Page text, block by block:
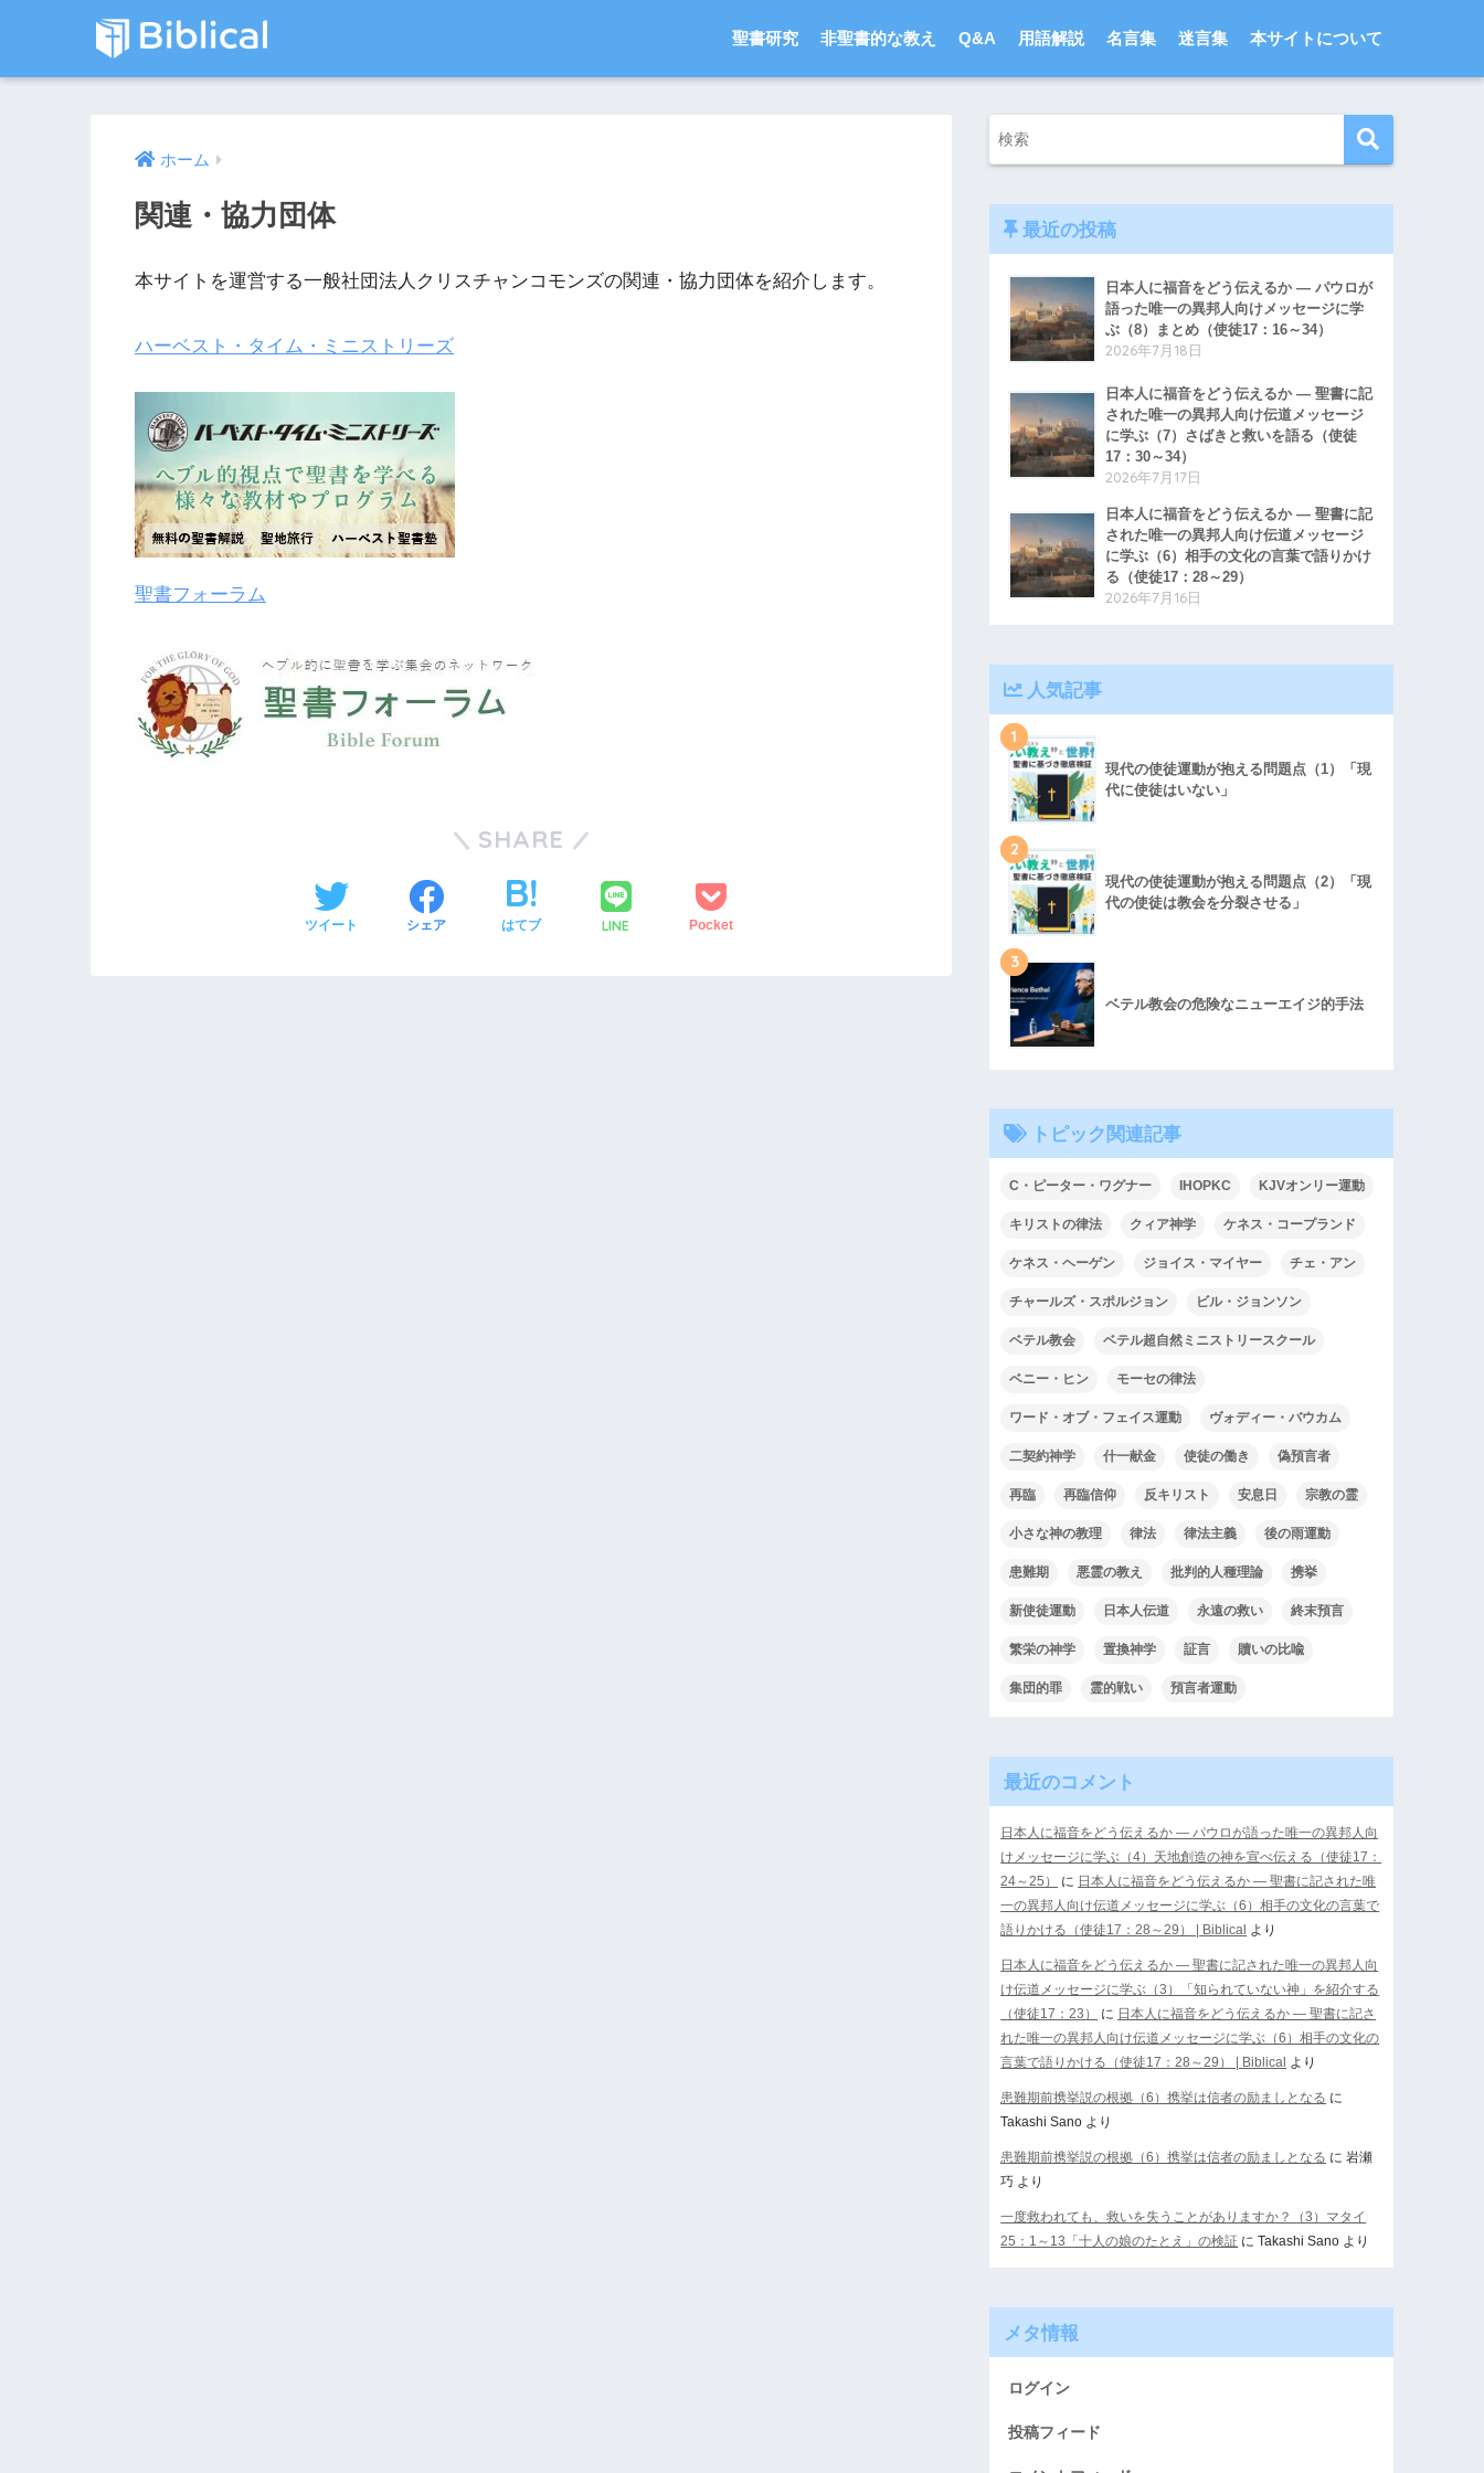
聖書研究 非聖書的な教え Q&A 用語解説 名言集 迷言集 本サイトについて
ホーム
関連・協力団体
本サイトを運営する一般社団法人クリスチャンコモンズの関連・協力団体を紹介します。
ハーベスト・タイム・ミニストリーズ
聖書フォーラム
SHARE
ツイート シェア はてブ LINE Pocket
最近の投稿
日本人に福音をどう伝えるか ― パウロが
語った唯一の異邦人向けメッセージに学
ぶ（8）まとめ（使徒17：16～34）
2026年7月18日
日本人に福音をどう伝えるか ― 聖書に記
された唯一の異邦人向け伝道メッセージ
に学ぶ（7）さばきと救いを語る（使徒
17：30～34）
2026年7月17日
日本人に福音をどう伝えるか ― 聖書に記
された唯一の異邦人向け伝道メッセージ
に学ぶ（6）相手の文化の言葉で語りかけ
る（使徒17：28～29）
2026年7月16日
人気記事
1
現代の使徒運動が抱える問題点（1）「現
代に使徒はいない」
2
現代の使徒運動が抱える問題点（2）「現
代の使徒は教会を分裂させる」
3
ベテル教会の危険なニューエイジ的手法
トピック関連記事
C・ピーター・ワグナー IHOPKC KJVオンリー運動
キリストの律法 クィア神学 ケネス・コープランド
ケネス・ヘーゲン ジョイス・マイヤー チェ・アン
チャールズ・スポルジョン ビル・ジョンソン
ベテル教会 ベテル超自然ミニストリースクール
ベニー・ヒン モーセの律法
ワード・オブ・フェイス運動 ヴォディー・バウカム
二契約神学 什一献金 使徒の働き 偽預言者
再臨 再臨信仰 反キリスト 安息日 宗教の霊
小さな神の教理 律法 律法主義 後の雨運動
患難期 悪霊の教え 批判的人種理論 携挙
新使徒運動 日本人伝道 永遠の救い 終末預言
繁栄の神学 置換神学 証言 贖いの比喩
集団的罪 霊的戦い 預言者運動
最近のコメント
日本人に福音をどう伝えるか ― パウロが語った唯一の異邦人向
けメッセージに学ぶ（4）天地創造の神を宣べ伝える（使徒17：
24～25）
に 日本人に福音をどう伝えるか ― 聖書に記された唯
一の異邦人向け伝道メッセージに学ぶ（6）相手の文化の言葉で
語りかける（使徒17：28～29） | Biblical より
日本人に福音をどう伝えるか ― 聖書に記された唯一の異邦人向
け伝道メッセージに学ぶ（3）「知られていない神」を紹介する
（使徒17：23）
に 日本人に福音をどう伝えるか ― 聖書に記さ
れた唯一の異邦人向け伝道メッセージに学ぶ（6）相手の文化の
言葉で語りかける（使徒17：28～29） | Biblical より
患難期前携挙説の根拠（6）携挙は信者の励ましとなる に
Takashi Sano より
患難期前携挙説の根拠（6）携挙は信者の励ましとなる に岩瀬
巧 より
一度救われても、救いを失うことがありますか？（3）マタイ
25：1～13「十人の娘のたとえ」の検証 にTakashi Sano より
メタ情報
ログイン
投稿フィード